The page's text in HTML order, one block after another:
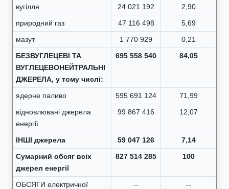
вугілля 24 021 192
2,90
природний газ
47 116 498
5,69
мазут
1 770 929
0,21
БЕЗВУГЛЕЦЕВІ ТА
ВУГЛЕЦЕВОНЕЙТРАЛЬНІ
ДЖЕРЕЛА, у тому числі:
695 558 540 84,05
ядерне паливо 595 691 124
71,99
відновлювані джерела
енергії
99 867 416 12,07
ІНШІ джерела 59 047 126
7,14
Сумарний обсяг всіх
джерел енергії
827 514 285 100
ОБСЯГИ електричної
-- --